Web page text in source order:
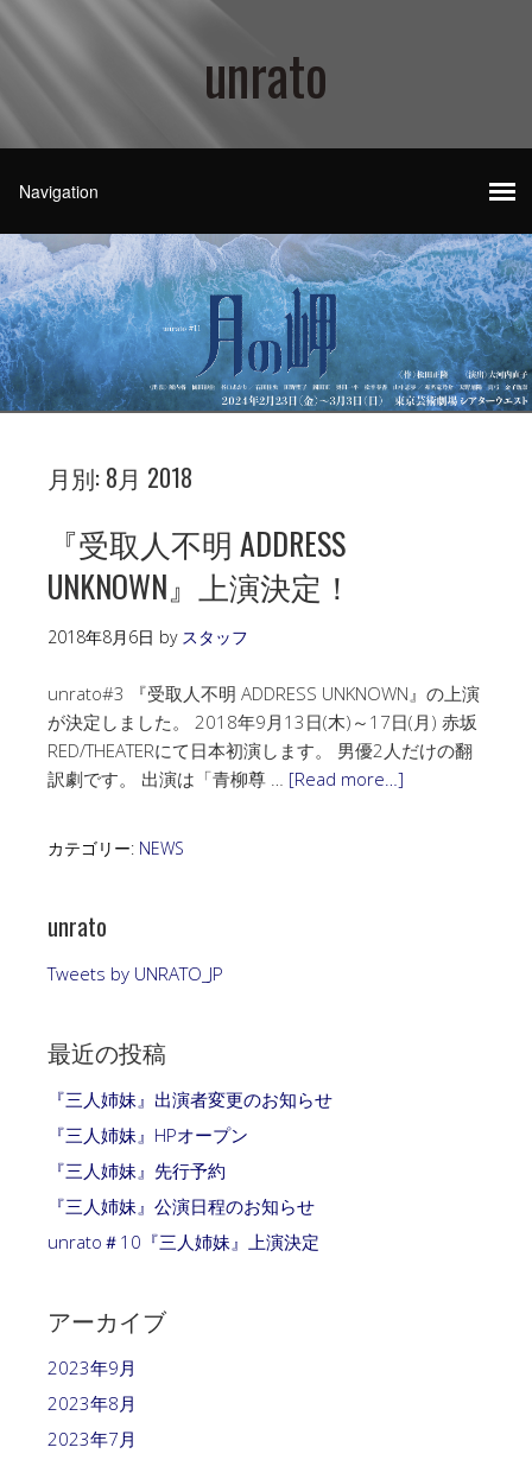
unrato
月別: 8月 2018
『受取人不明 ADDRESS
UNKNOWN』上演決定！
2018年8月6日 by スタッフ
unrato#3 『受取人不明 ADDRESS UNKNOWN』の上演
が決定しました。 2018年9月13日(木)～17日(月) 赤坂
RED/THEATERにて日本初演します。 男優2人だけの翻
訳劇です。 出演は「青柳尊 … [Read more…]
カテゴリー: NEWS
unrato
Tweets by UNRATO_JP
最近の投稿
『三人姉妹』出演者変更のお知らせ
『三人姉妹』HPオープン
『三人姉妹』先行予約
『三人姉妹』公演日程のお知らせ
unrato＃10『三人姉妹』上演決定
アーカイブ
2023年9月
2023年8月
2023年7月